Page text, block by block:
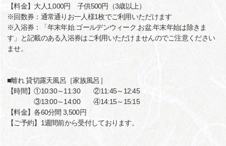
【料金】大人1,000円 子供500円（3歳以上）
※回数券：通常通りお一人様1枚でご利用いただけます
※入浴券：「年末年始.ゴールデンウィーク.お盆.年末年始は除きま
す」と記載のある入浴券はご利用いただけませんのでご注意ください
ませ。
■離れ 貸切露天風呂［家族風呂］
【時間】①10:30～11:30 ②11:45～12:45
③13:00～14:00 ④14:15～15:15
【料金】各60分間 3,500円
【ご予約】1週間前から受付しております。